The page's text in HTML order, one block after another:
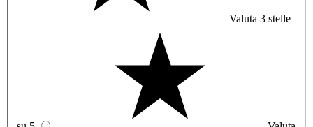
Valuta 3 stelle